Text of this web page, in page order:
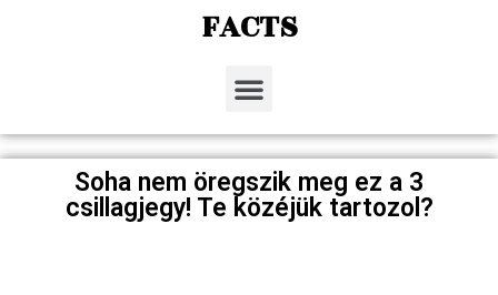
FACTS
Soha nem öregszik meg ez a 3
csillagjegy! Te közéjük tartozol?